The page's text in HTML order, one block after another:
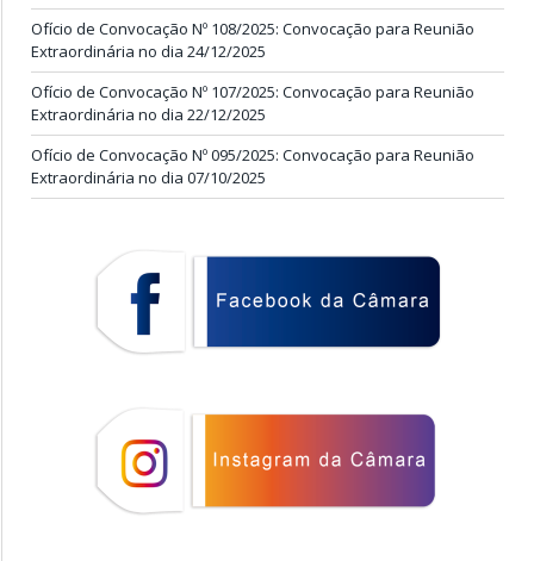
Ofício de Convocação Nº 108/2025: Convocação para Reunião
Extraordinária no dia 24/12/2025
Ofício de Convocação Nº 107/2025: Convocação para Reunião
Extraordinária no dia 22/12/2025
Ofício de Convocação Nº 095/2025: Convocação para Reunião
Extraordinária no dia 07/10/2025